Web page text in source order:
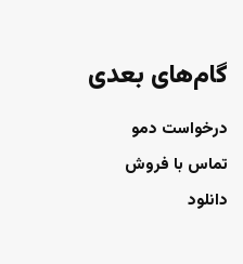
گام‌های بعدی
درخواست دمو
تماس با فروش
دانلود